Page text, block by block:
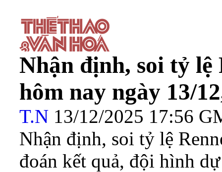
Nhận định, soi tỷ lệ
hôm nay ngày 13/
T.N 13/12/2025 17:56
Nhận định, soi tỷ lệ
đoán kết quả, đội hình